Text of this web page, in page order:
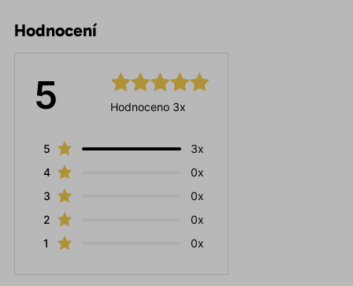
Hodnocení
5 Hodnoceno 3x
5
3x
4
0x
3
0x
2
0x
1
0x